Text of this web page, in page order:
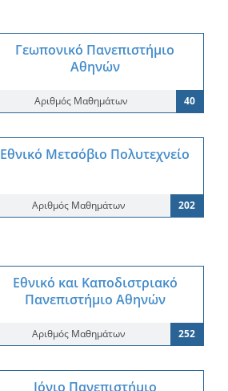
Γεωπονικό Πανεπιστήμιο
Αθηνών
Αριθμός Μαθημάτων 40
Εθνικό Μετσόβιο Πολυτεχνείο
Αριθμός Μαθημάτων 202
Εθνικό και Καποδιστριακό
Πανεπιστήμιο Αθηνών
Αριθμός Μαθημάτων 252
Ιόνιο Πανεπιστήμιο